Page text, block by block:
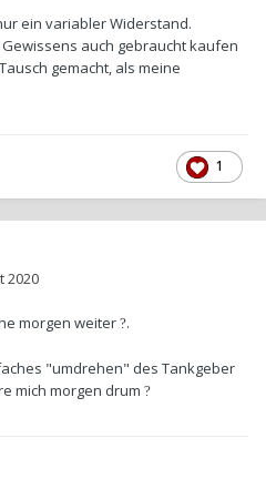
ein variabler Widerstand.
auch gebraucht kaufen
Tausch gemacht, als meine
1
2020
morgen weiter ?.
"umdrehen" des Tankgeber
mich morgen drum ?